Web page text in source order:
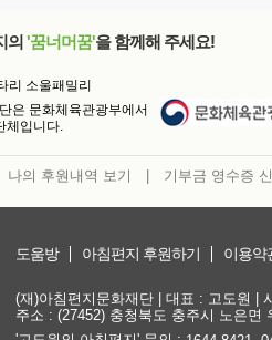
의 '꿈너머꿈'을 함께해 주세요!
리 소울패밀리
은 문화체육관광부에서
체입니다.
나의 후원내역 보기 기부금 영수증
도움방 아침편지 후원하기 이용약
(재)아침편지문화재단 | 대표 : 고도원 |
주소 : (27452) 충청북도 충주시 노은면